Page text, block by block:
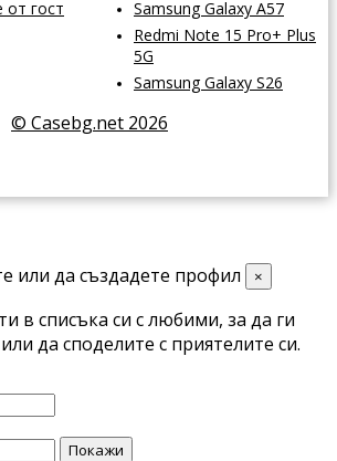
от гост
Samsung Galaxy A57
Redmi Note 15 Pro+ Plus
5G
Samsung Galaxy S26
© Casebg.net 2026
или да създадете профил ×
в списъка си с любими, за да ги
да споделите с приятелите си.
Покажи